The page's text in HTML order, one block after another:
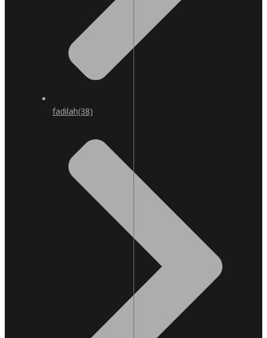
fadilah(38)